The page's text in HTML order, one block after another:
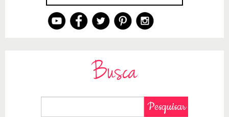
Busca